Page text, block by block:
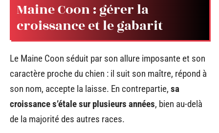
Maine Coon : gérer la
croissance et le gabarit
Le Maine Coon séduit par son allure imposante et son
caractère proche du chien : il suit son maître, répond à
son nom, accepte la laisse. En contrepartie, sa
croissance s’étale sur plusieurs années, bien au-delà
de la majorité des autres races.